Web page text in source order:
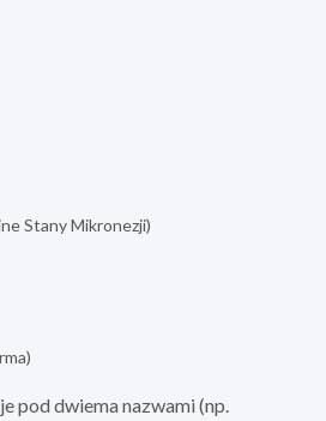
Stany Mikronezji)
pod dwiema nazwami (np.